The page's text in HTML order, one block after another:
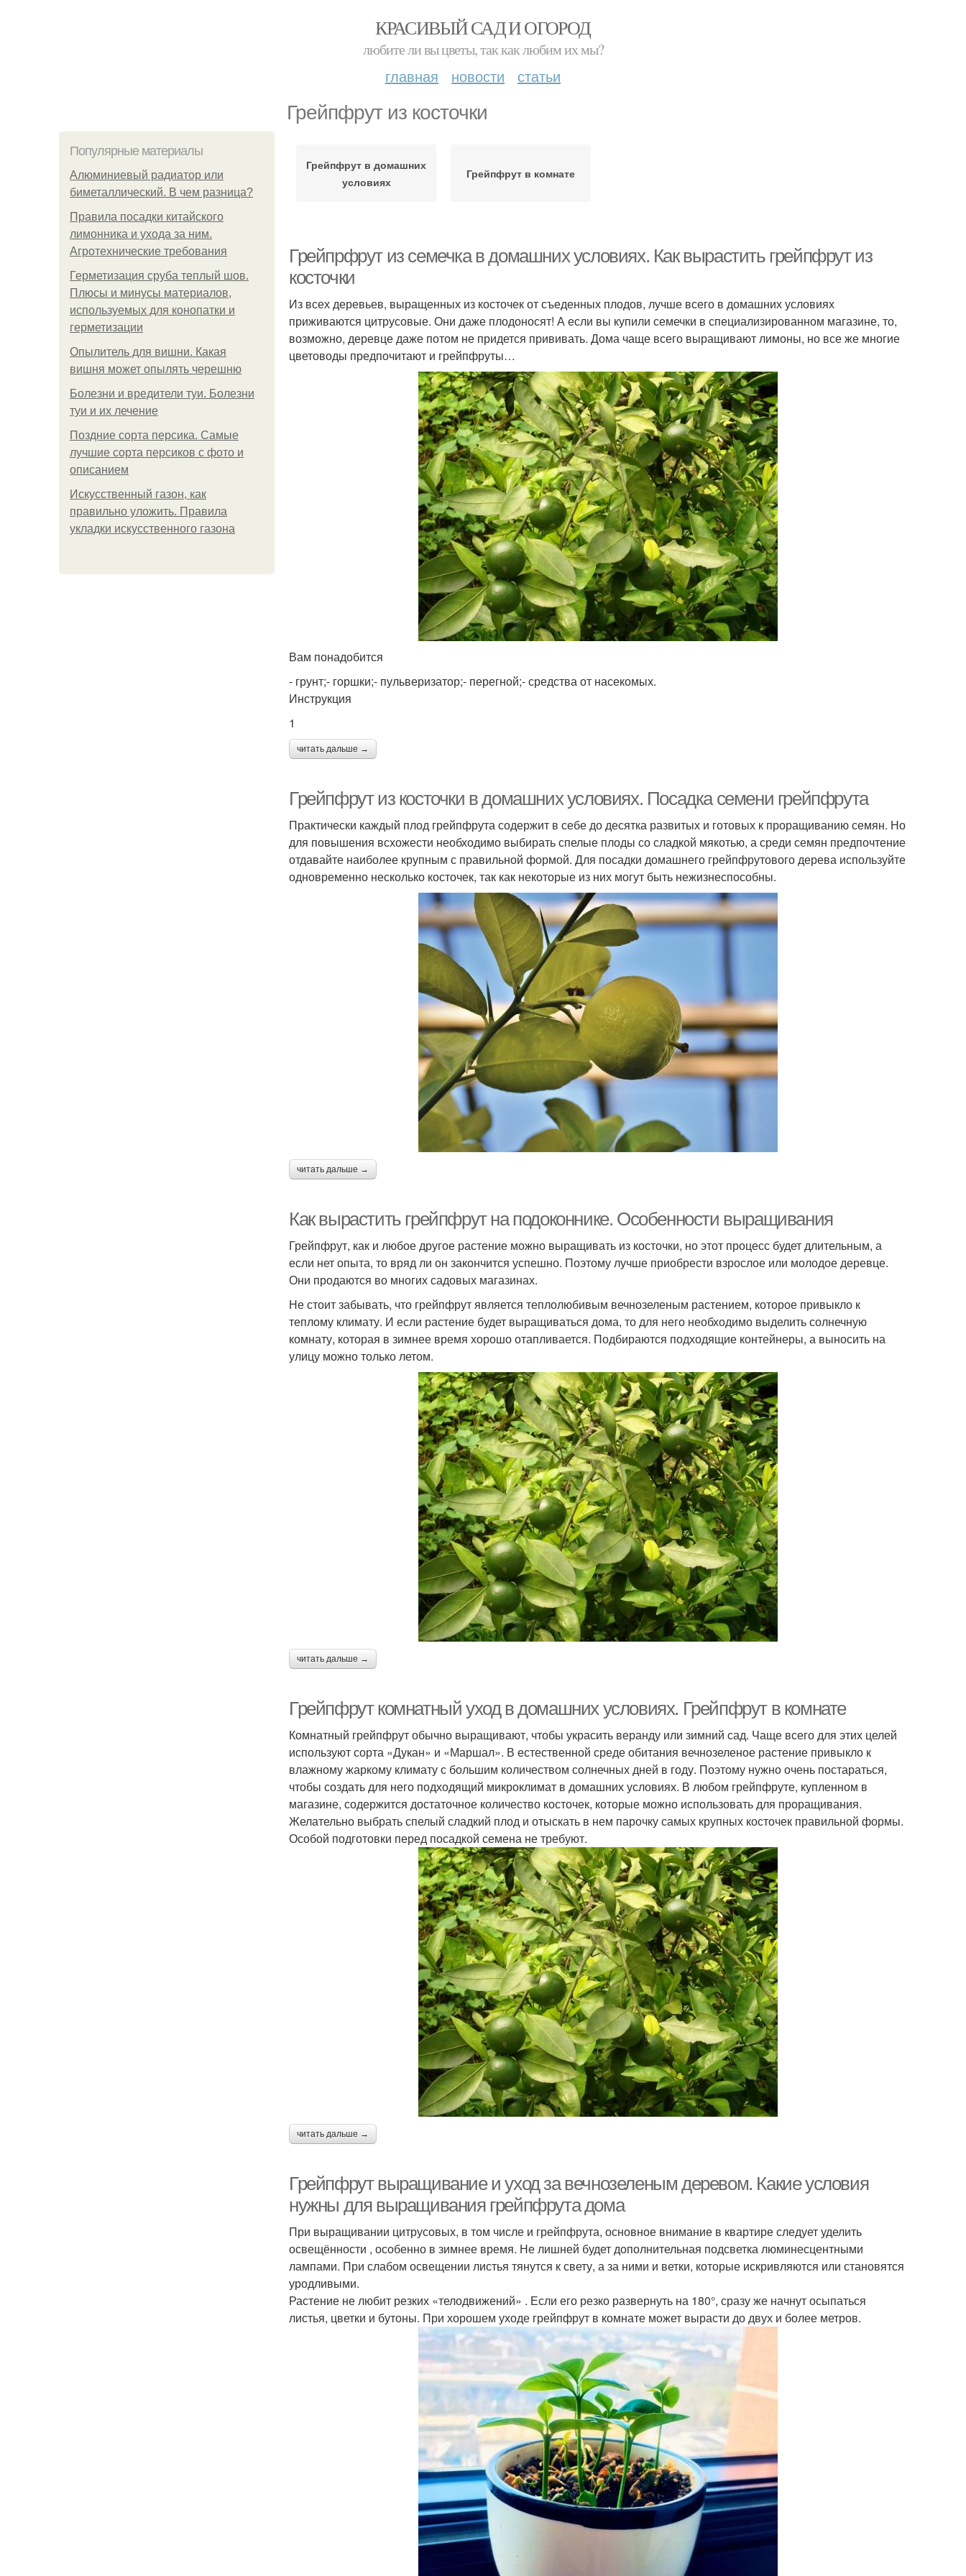
КРАСИВЫЙ САД И ОГОРОД
любите ли вы цветы, так как любим их мы?
главная новости статьи
Грейпфрут из косточки
Популярные материалы
Алюминиевый радиатор или
биметаллический. В чем разница?
Правила посадки китайского
лимонника и ухода за ним.
Агротехнические требования
Герметизация сруба теплый шов.
Плюсы и минусы материалов,
используемых для конопатки и
герметизации
Опылитель для вишни. Какая
вишня может опылять черешню
Болезни и вредители туи. Болезни
туи и их лечение
Поздние сорта персика. Самые
лучшие сорта персиков с фото и
описанием
Искусственный газон, как
правильно уложить. Правила
укладки искусственного газона
Грейпфрут в домашних
условиях
Грейпфрут в комнате
Грейпрфрут из семечка в домашних условиях. Как вырастить грейпфрут из
косточки
Из всех деревьев, выращенных из косточек от съеденных плодов, лучше всего в домашних условиях
приживаются цитрусовые. Они даже плодоносят! А если вы купили семечки в специализированном магазине, то,
возможно, деревце даже потом не придется прививать. Дома чаще всего выращивают лимоны, но все же многие
цветоводы предпочитают и грейпфруты…
Вам понадобится
- грунт;- горшки;- пульверизатор;- перегной;- средства от насекомых.
Инструкция
1
читать дальше →
Грейпфрут из косточки в домашних условиях. Посадка семени грейпфрута
Практически каждый плод грейпфрута содержит в себе до десятка развитых и готовых к проращиванию семян. Но
для повышения всхожести необходимо выбирать спелые плоды со сладкой мякотью, а среди семян предпочтение
отдавайте наиболее крупным с правильной формой. Для посадки домашнего грейпфрутового дерева используйте
одновременно несколько косточек, так как некоторые из них могут быть нежизнеспособны.
читать дальше →
Как вырастить грейпфрут на подоконнике. Особенности выращивания
Грейпфрут, как и любое другое растение можно выращивать из косточки, но этот процесс будет длительным, а
если нет опыта, то вряд ли он закончится успешно. Поэтому лучше приобрести взрослое или молодое деревце.
Они продаются во многих садовых магазинах.
Не стоит забывать, что грейпфрут является теплолюбивым вечнозеленым растением, которое привыкло к
теплому климату. И если растение будет выращиваться дома, то для него необходимо выделить солнечную
комнату, которая в зимнее время хорошо отапливается. Подбираются подходящие контейнеры, а выносить на
улицу можно только летом.
читать дальше →
Грейпфрут комнатный уход в домашних условиях. Грейпфрут в комнате
Комнатный грейпфрут обычно выращивают, чтобы украсить веранду или зимний сад. Чаще всего для этих целей
используют сорта «Дукан» и «Маршал». В естественной среде обитания вечнозеленое растение привыкло к
влажному жаркому климату с большим количеством солнечных дней в году. Поэтому нужно очень постараться,
чтобы создать для него подходящий микроклимат в домашних условиях. В любом грейпфруте, купленном в
магазине, содержится достаточное количество косточек, которые можно использовать для проращивания.
Желательно выбрать спелый сладкий плод и отыскать в нем парочку самых крупных косточек правильной формы.
Особой подготовки перед посадкой семена не требуют.
читать дальше →
Грейпфрут выращивание и уход за вечнозеленым деревом. Какие условия
нужны для выращивания грейпфрута дома
При выращивании цитрусовых, в том числе и грейпфрута, основное внимание в квартире следует уделить
освещённости , особенно в зимнее время. Не лишней будет дополнительная подсветка люминесцентными
лампами. При слабом освещении листья тянутся к свету, а за ними и ветки, которые искривляются или становятся
уродливыми.
Растение не любит резких «телодвижений» . Если его резко развернуть на 180°, сразу же начнут осыпаться
листья, цветки и бутоны. При хорошем уходе грейпфрут в комнате может вырасти до двух и более метров.